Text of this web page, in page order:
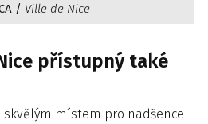
/ Ville de Nice
přístupný také
skvělým místem pro nadšence